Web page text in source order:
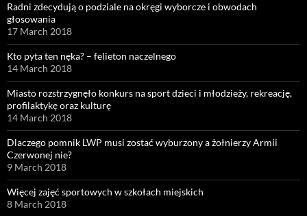
Radni zdecydują o podziale na okręgi wyborcze i obwodach
głosowania
17 March 2018
Kto pyta ten nęka? – felieton naczelnego
14 March 2018
Miasto rozstrzygnęło konkurs na sport dzieci i młodzieży, rekreację,
profilaktykę oraz kulturę
14 March 2018
Dlaczego pomnik LWP musi zostać wyburzony a żołnierzy Armii
Czerwonej nie?
9 March 2018
Więcej zajęć sportowych w szkołach miejskich
8 March 2018